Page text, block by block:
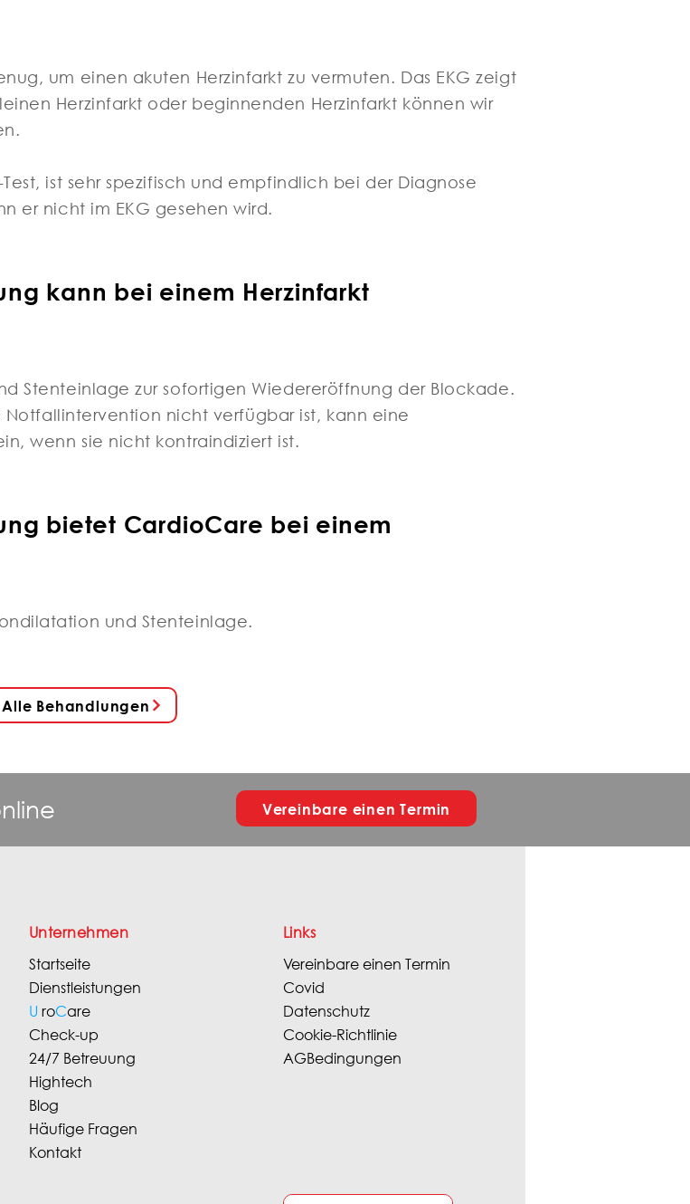
um einen akuten Herzinfarkt zu vermuten. Das EKG zeigt
Herzinfarkt oder beginnenden Herzinfarkt können wir
ist sehr spezifisch und empfindlich bei der Diagnose
er nicht im EKG gesehen wird.
kann bei einem Herzinfarkt
Stenteinlage zur sofortigen Wiedereröffnung der Blockade.
nicht verfügbar ist, kann eine
wenn sie nicht kontraindiziert ist.
bietet CardioCare bei einem
und Stenteinlage.
Alle Behandlungen
Vereinbare einen Termin
Unternehmen
Startseite
Dienstleistungen
U roCare
Check-up
24/7 Betreuung
Hightech
Blog
Häufige Fragen
Kontakt
Links
Vereinbare einen Termin
Covid
Datenschutz
Cookie-Richtlinie
AGBedingungen